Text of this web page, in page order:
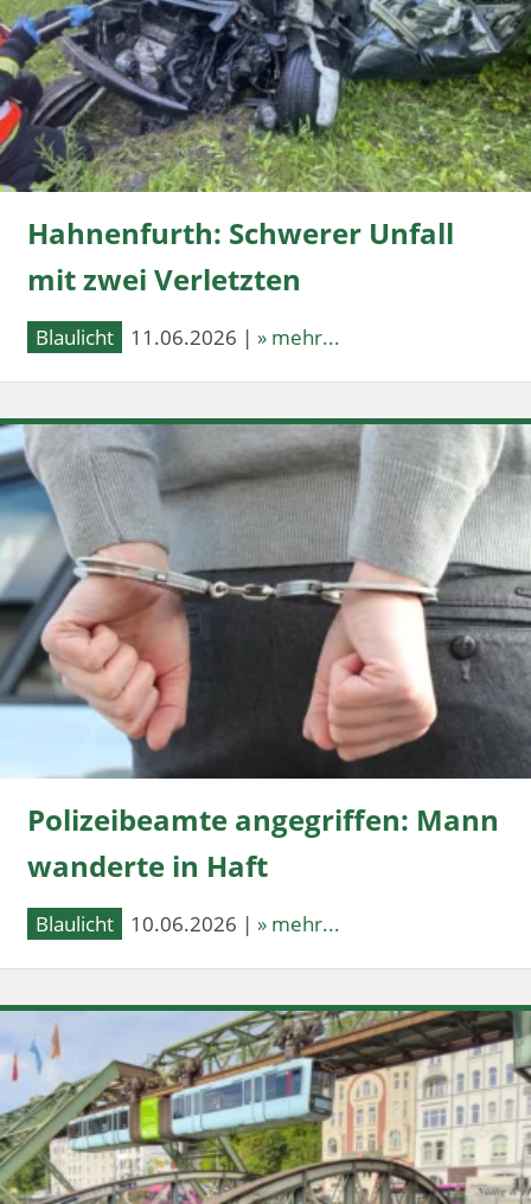
Hahnenfurth: Schwerer Unfall
mit zwei Verletzten
Blaulicht 11.06.2026 | » mehr...
Polizeibeamte angegriffen: Mann
wanderte in Haft
Blaulicht 10.06.2026 | » mehr...